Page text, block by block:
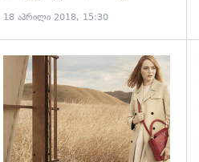
18 აპრილი 2018, 15:30
გადახედვა